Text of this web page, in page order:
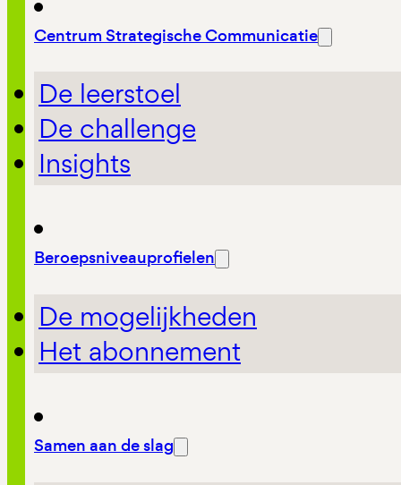
Centrum Strategische Communicatie
De leerstoel
De challenge
Insights
Beroepsniveauprofielen
De mogelijkheden
Het abonnement
Samen aan de slag